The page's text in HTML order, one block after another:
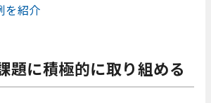
を紹介
題に積極的に取り組める